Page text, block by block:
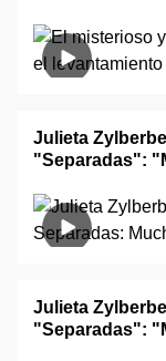
Julieta
"Separadas":
Julieta
"Separadas":